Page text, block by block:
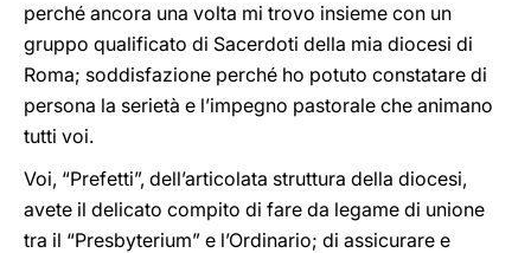
perché ancora una volta mi trovo insieme con un
gruppo qualificato di Sacerdoti della mia diocesi di
Roma; soddisfazione perché ho potuto constatare di
persona la serietà e l’impegno pastorale che animano
tutti voi.
Voi, “Prefetti”, dell’articolata struttura della diocesi,
avete il delicato compito di fare da legame di unione
tra il “Presbyterium” e l’Ordinario; di assicurare e